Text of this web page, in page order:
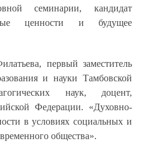
семинарии, кандидат
ценности и будущее
первый заместитель
и науки Тамбовской
наук, доцент,
Федерации. «Духовно-
в условиях социальных и
общества».